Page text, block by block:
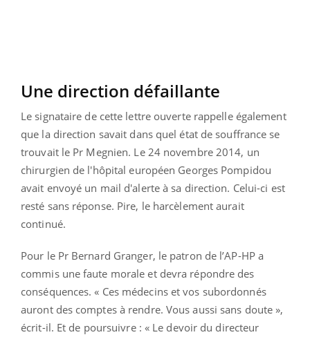
Une direction défaillante
Le signataire de cette lettre ouverte rappelle également
que la direction savait dans quel état de souffrance se
trouvait le Pr Megnien. Le 24 novembre 2014, un
chirurgien de l'hôpital européen Georges Pompidou
avait envoyé un mail d'alerte à sa direction. Celui-ci est
resté sans réponse. Pire, le harcèlement aurait
continué.
Pour le Pr Bernard Granger, le patron de l’AP-HP a
commis une faute morale et devra répondre des
conséquences. « Ces médecins et vos subordonnés
auront des comptes à rendre. Vous aussi sans doute »,
écrit-il. Et de poursuivre : « Le devoir du directeur